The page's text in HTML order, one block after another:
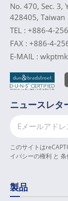
No. 470, Sec. 3,
428405, Taiwan
TEL : +886-4-
FAX : +886-4-
E-MAIL :
ニュースレタ
このサイトは
イバシーの権利 と 条
製品